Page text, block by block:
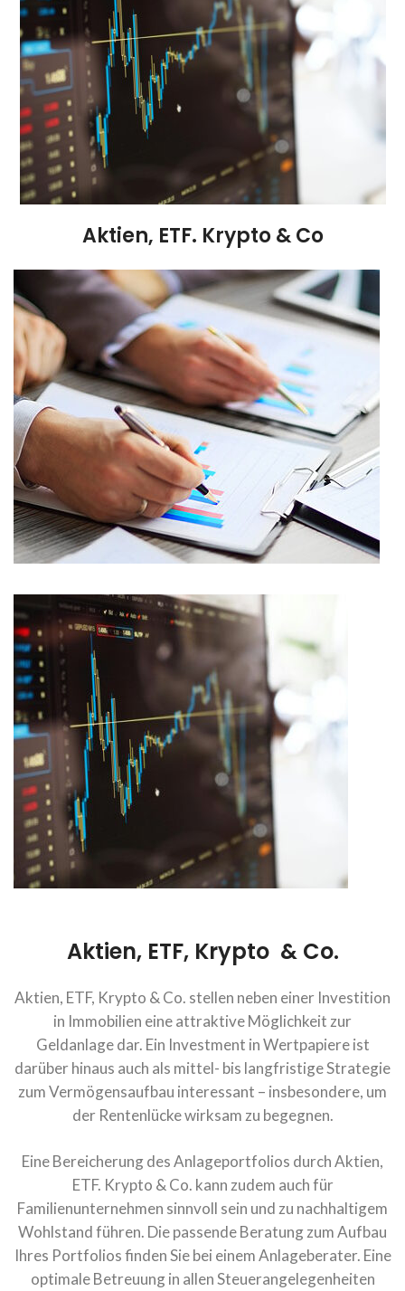
Aktien, ETF. Krypto & Co
Aktien, ETF, Krypto & Co.
Aktien, ETF, Krypto & Co. stellen neben einer Investition
in Immobilien eine attraktive Möglichkeit zur
Geldanlage dar. Ein Investment in Wertpapiere ist
darüber hinaus auch als mittel- bis langfristige Strategie
zum Vermögensaufbau interessant – insbesondere, um
der Rentenlücke wirksam zu begegnen.
Eine Bereicherung des Anlageportfolios durch Aktien,
ETF. Krypto & Co. kann zudem auch für
Familienunternehmen sinnvoll sein und zu nachhaltigem
Wohlstand führen. Die passende Beratung zum Aufbau
Ihres Portfolios finden Sie bei einem Anlageberater. Eine
optimale Betreuung in allen Steuerangelegenheiten